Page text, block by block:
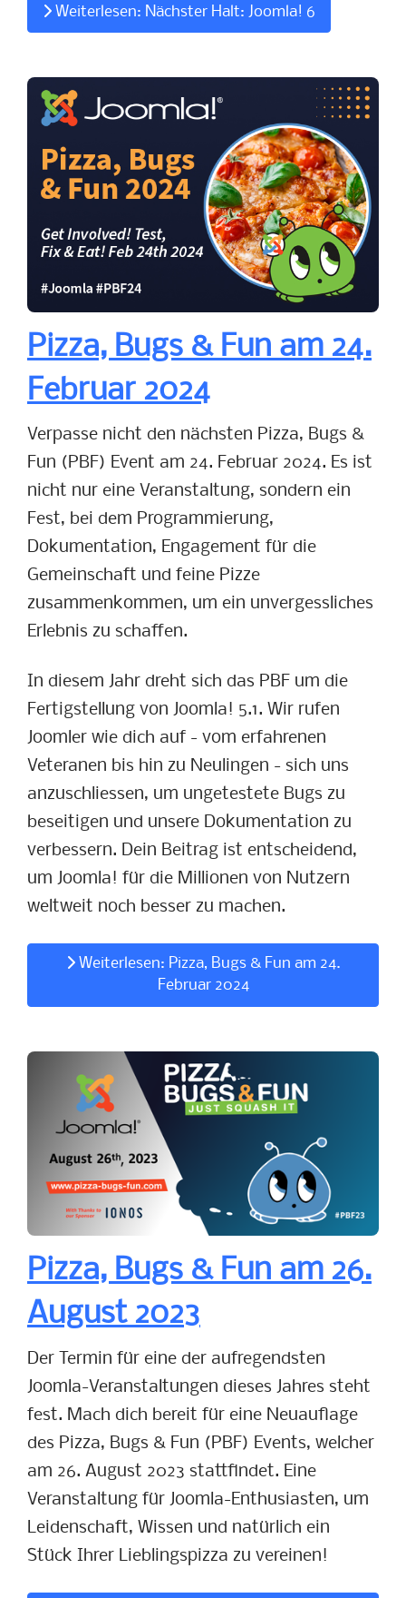
Weiterlesen: Nächster Halt: Joomla! 6
Pizza, Bugs & Fun am 24.
Februar 2024
Verpasse nicht den nächsten Pizza, Bugs &
Fun (PBF) Event am 24. Februar 2024. Es ist
nicht nur eine Veranstaltung, sondern ein
Fest, bei dem Programmierung,
Dokumentation, Engagement für die
Gemeinschaft und feine Pizze
zusammenkommen, um ein unvergessliches
Erlebnis zu schaffen.
In diesem Jahr dreht sich das PBF um die
Fertigstellung von Joomla! 5.1. Wir rufen
Joomler wie dich auf - vom erfahrenen
Veteranen bis hin zu Neulingen - sich uns
anzuschliessen, um ungetestete Bugs zu
beseitigen und unsere Dokumentation zu
verbessern. Dein Beitrag ist entscheidend,
um Joomla! für die Millionen von Nutzern
weltweit noch besser zu machen.
Weiterlesen: Pizza, Bugs & Fun am 24.
Februar 2024
Pizza, Bugs & Fun am 26.
August 2023
Der Termin für eine der aufregendsten
Joomla-Veranstaltungen dieses Jahres steht
fest. Mach dich bereit für eine Neuauflage
des Pizza, Bugs & Fun (PBF) Events, welcher
am 26. August 2023 stattfindet. Eine
Veranstaltung für Joomla-Enthusiasten, um
Leidenschaft, Wissen und natürlich ein
Stück Ihrer Lieblingspizza zu vereinen!